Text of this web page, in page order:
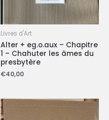
Livres d'Art
Alter + eg.o.aux – Chapitre
1 – Chahuter les âmes du
presbytère
€40,00